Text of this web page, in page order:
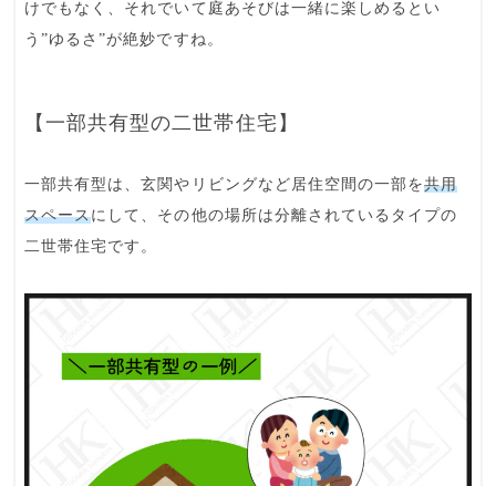
けでもなく、それでいて庭あそびは一緒に楽しめるとい
う”ゆるさ”が絶妙ですね。
【一部共有型の二世帯住宅】
一部共有型 は、玄関やリビングなど居住空間の一部を共用
スペースにして、その他の場所は分離されているタイプの
二世帯住宅です。